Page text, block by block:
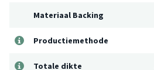
Materiaal Backing
Productiemethode
Totale dikte